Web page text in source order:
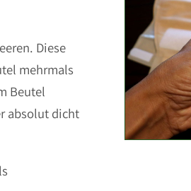
Diese
mehrmals
Beutel
absolut dicht